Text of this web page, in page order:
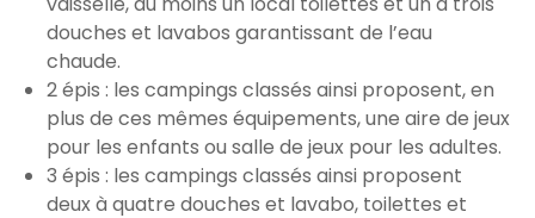
douches et lavabos garantissant de l’eau
chaude.
2 épis : les campings classés ainsi proposent, en
plus de ces mêmes équipements, une aire de jeux
pour les enfants ou salle de jeux pour les adultes.
3 épis : les campings classés ainsi proposent
deux à quatre douches et lavabo, toilettes et